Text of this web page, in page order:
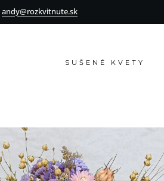
andy@rozkvitnute.sk
SUŠENÉ KVETY